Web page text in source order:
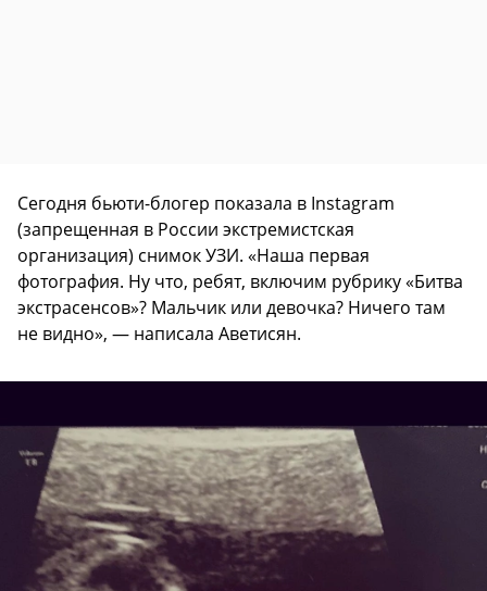
Сегодня бьюти-блогер показала в Instagram
(запрещенная в России экстремистская
организация) снимок УЗИ. «Наша первая
фотография. Ну что, ребят, включим рубрику «Битва
экстрасенсов»? Мальчик или девочка? Ничего там
не видно», — написала Аветисян.